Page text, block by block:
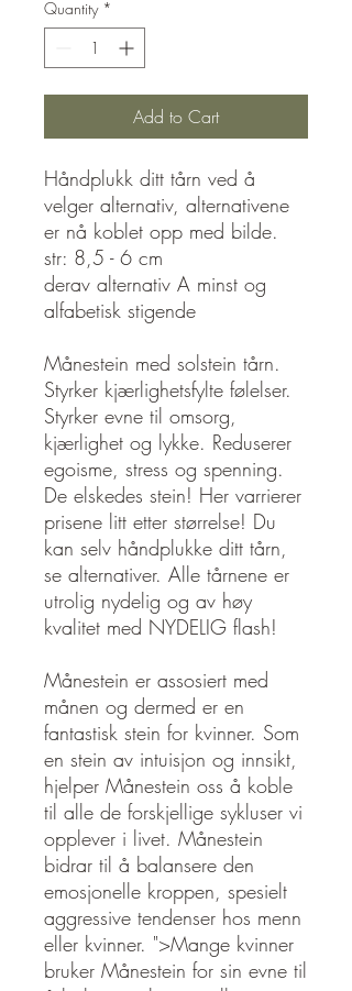
Quantity *
Add to Cart
Håndplukk ditt tårn ved å
velger alternativ, alternativene
er nå koblet opp med bilde.
str: 8,5 - 6 cm
derav alternativ A minst og
alfabetisk stigende
Månestein med solstein tårn.
Styrker kjærlighetsfylte følelser.
Styrker evne til omsorg,
kjærlighet og lykke. Reduserer
egoisme, stress og spenning.
De elskedes stein! Her varrierer
prisene litt etter størrelse! Du
kan selv håndplukke ditt tårn,
se alternativer. Alle tårnene er
utrolig nydelig og av høy
kvalitet med NYDELIG flash!
Månestein er assosiert med
månen og dermed er en
fantastisk stein for kvinner. Som
en stein av intuisjon og innsikt,
hjelper Månestein oss å koble
til alle de forskjellige sykluser vi
opplever i livet. Månestein
bidrar til å balansere den
emosjonelle kroppen, spesielt
aggressive tendenser hos menn
eller kvinner. ">Mange kvinner
bruker Månestein for sin evne til